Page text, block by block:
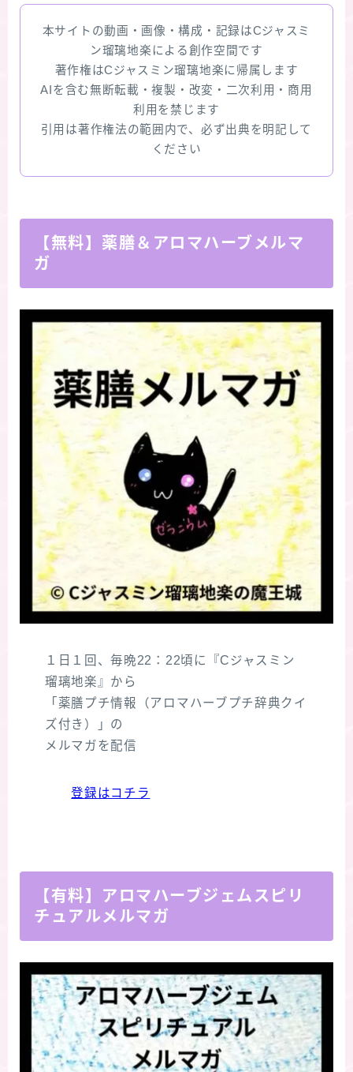
本サイトの動画・画像・構成・記録はCジャスミ
ン瑠璃地楽による創作空間です
著作権はCジャスミン瑠璃地楽に帰属します
AIを含む無断転載・複製・改変・二次利用・商用
利用を禁じます
引用は著作権法の範囲内で、必ず出典を明記して
ください
【無料】薬膳＆アロマハーブメルマ
ガ
１日１回、毎晩22：22頃に『Cジャスミン
瑠璃地楽』から
「薬膳プチ情報（アロマハーブプチ辞典クイ
ズ付き）」の
メルマガを配信
登録はコチラ
【有料】アロマハーブジェムスピリ
チュアルメルマガ